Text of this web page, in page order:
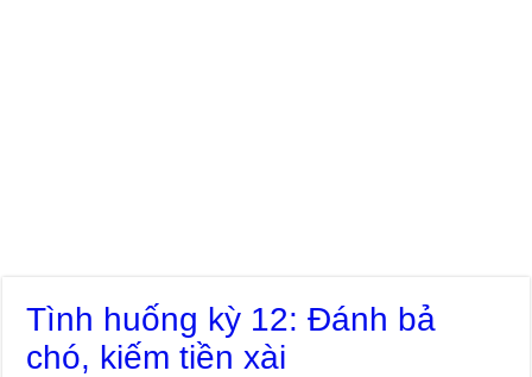
Tình huống kỳ 12: Đánh bả
chó, kiếm tiền xài